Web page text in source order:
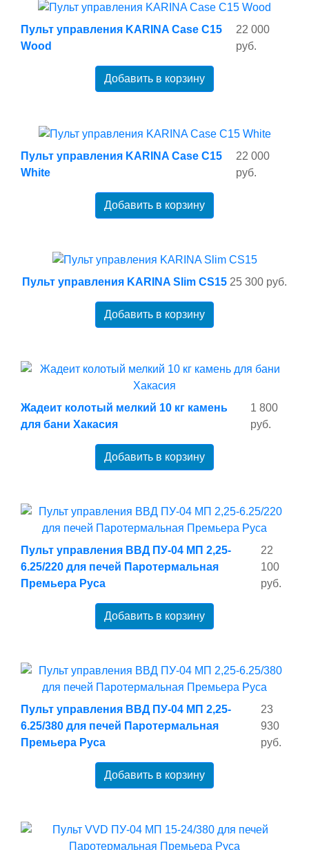
Пульт управления KARINA Case C15
Wood
22 000
руб.
Добавить в корзину
Пульт управления KARINA Case C15
White
22 000
руб.
Добавить в корзину
Пульт управления KARINA Slim CS15 25 300 руб.
Добавить в корзину
Жадеит колотый мелкий 10 кг камень
для бани Хакасия
1 800
руб.
Добавить в корзину
Пульт управления ВВД ПУ-04 МП 2,25-
6.25/220 для печей Паротермальная
Премьера Руса
22
100
руб.
Добавить в корзину
Пульт управления ВВД ПУ-04 МП 2,25-
6.25/380 для печей Паротермальная
Премьера Руса
23
930
руб.
Добавить в корзину